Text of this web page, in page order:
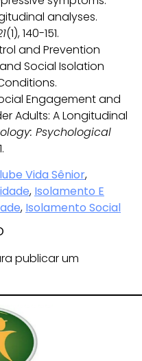
analyses.
(1), 140-151.
and Prevention
and Social Isolation
Engagement and
Adults: A Longitudinal
Psychological
Vida Sênior,
, Isolamento E
, Isolamento Social
publicar um